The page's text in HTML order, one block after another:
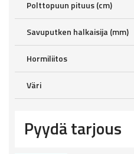
Polttopuun pituus (cm)
Savuputken halkaisija (mm)
Hormiliitos
Väri
Pyydä tarjous